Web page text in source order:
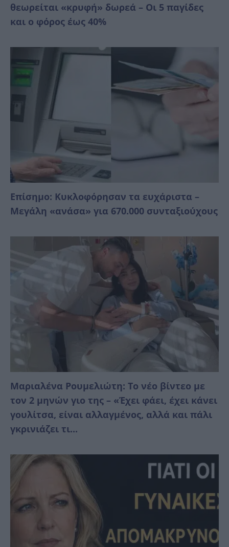
θεωρείται «κρυφή» δωρεά – Οι 5 παγίδες
και ο φόρος έως 40%
Επίσημο: Κυκλοφόρησαν τα ευχάριστα –
Μεγάλη «ανάσα» για 670.000 συνταξιούχους
Μαριαλένα Ρουμελιώτη: Το νέο βίντεο με
τον 2 μηνών γιο της – «Έχει φάει, έχει κάνει
γουλίτσα, είναι αλλαγμένος, αλλά και πάλι
γκρινιάζει τι...